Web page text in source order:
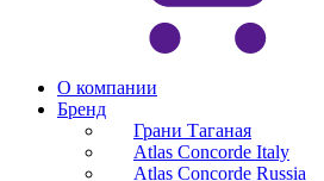
О компании
Бренд
Грани Таганая
Atlas Concorde Italy
Atlas Concorde Russia